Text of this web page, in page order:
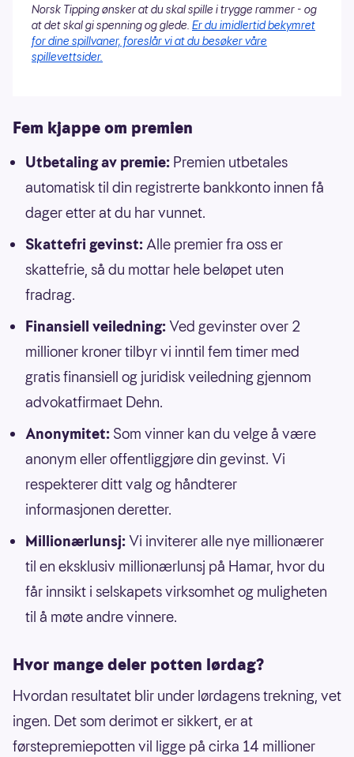
Norsk Tipping ønsker at du skal spille i trygge rammer - og
at det skal gi spenning og glede. Er du imidlertid bekymret
for dine spillvaner, foreslår vi at du besøker våre
spillevettsider.
Fem kjappe om premien
Utbetaling av premie: Premien utbetales
automatisk til din registrerte bankkonto innen få
dager etter at du har vunnet.
Skattefri gevinst:Alle premier fra oss er
skattefrie, så du mottar hele beløpet uten
fradrag.
Finansiell veiledning:Ved gevinster over 2
millioner kroner tilbyr vi inntil fem timer med
gratis finansiell og juridisk veiledning gjennom
advokatfirmaet Dehn.
Anonymitet: Som vinner kan du velge å være
anonym eller offentliggjøre din gevinst. Vi
respekterer ditt valg og håndterer
informasjonen deretter.
Millionærlunsj:Vi inviterer alle nye millionærer
til en eksklusiv millionærlunsj på Hamar, hvor du
får innsikt i selskapets virksomhet og muligheten
til å møte andre vinnere.
Hvor mange deler potten lørdag?
Hvordan resultatet blir under lørdagens trekning, vet
ingen. Det som derimot er sikkert, er at
førstepremiepotten vil ligge på cirka 14 millioner